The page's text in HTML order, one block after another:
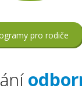
pro rodiče